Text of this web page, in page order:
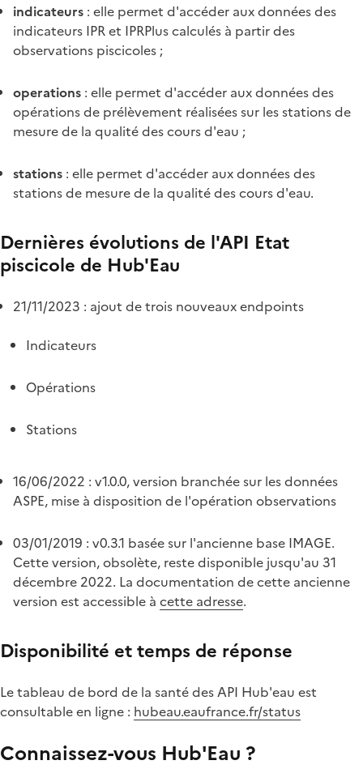
indicateurs : elle permet d'accéder aux données des
indicateurs IPR et IPRPlus calculés à partir des
observations piscicoles ;
operations : elle permet d'accéder aux données des
opérations de prélèvement réalisées sur les stations de
mesure de la qualité des cours d'eau ;
stations : elle permet d'accéder aux données des
stations de mesure de la qualité des cours d'eau.
Dernières évolutions de l'API Etat
piscicole de Hub'Eau
21/11/2023 : ajout de trois nouveaux endpoints
Indicateurs
Opérations
Stations
16/06/2022 : v1.0.0, version branchée sur les données
ASPE, mise à disposition de l'opération observations
03/01/2019 : v0.3.1 basée sur l'ancienne base IMAGE.
Cette version, obsolète, reste disponible jusqu'au 31
décembre 2022. La documentation de cette ancienne
version est accessible à cette adresse.
Disponibilité et temps de réponse
Le tableau de bord de la santé des API Hub'eau est
consultable en ligne : hubeau.eaufrance.fr/status
Connaissez-vous Hub'Eau ?